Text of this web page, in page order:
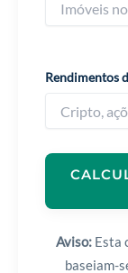
Rendimentos
Aviso: Esta
baseiam-